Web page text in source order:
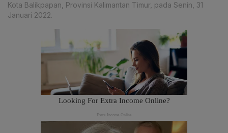
Kota Balikpapan, Provinsi Kalimantan Timur, pada Senin, 31
Januari 2022.